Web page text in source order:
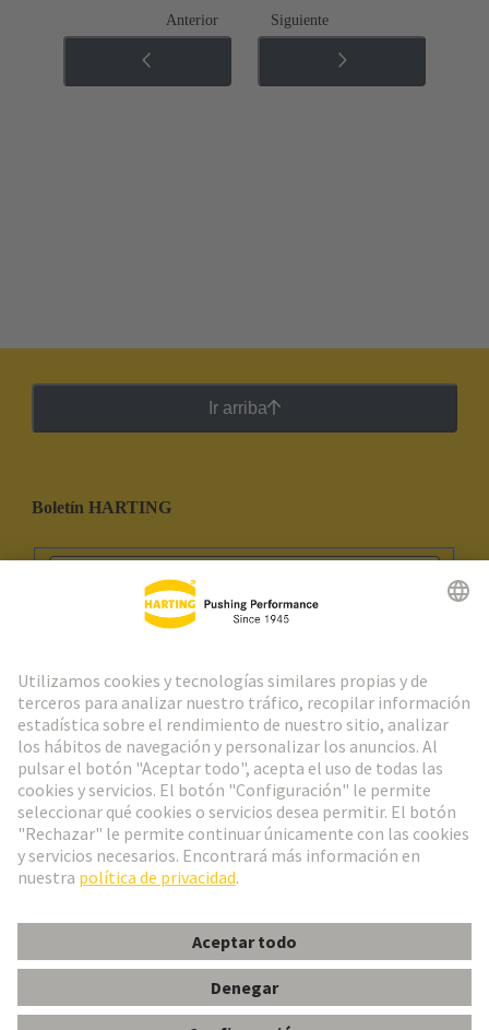
Anterior Siguiente
Ir arriba
Boletín HARTING
Ir al registro
Social Media
España Español
© Grupo Tecnológico HARTING
ImprintPolítica de privacidad
Configuración de cookies